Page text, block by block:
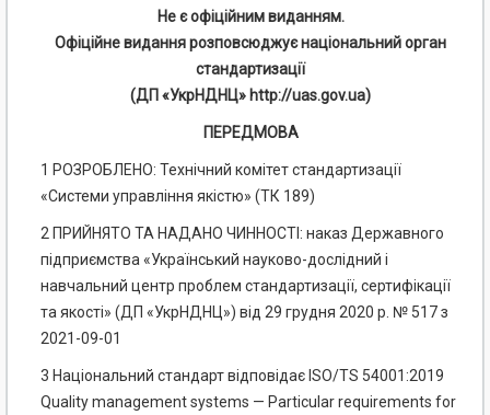
Не є офіційним виданням.
Офіційне видання розповсюджує національний орган
стандартизації
(ДП «УкрНДНЦ» http://uas.gov.ua)
ПЕРЕДМОВА
1 РОЗРОБЛЕНО: Технічний комітет стандартизації
«Системи управління якістю» (ТК 189)
2 ПРИЙНЯТО ТА НАДАНО ЧИННОСТІ: наказ Державного
підприємства «Український науково-дослідний і
навчальний центр проблем стандартизації, сертифікації
та якості» (ДП «УкрНДНЦ») від 29 грудня 2020 р. № 517 з
2021-09-01
3 Національний стандарт відповідає ISO/TS 54001:2019
Quality management systems — Particular requirements for